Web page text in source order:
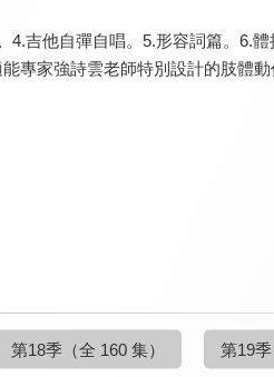
4.吉他自彈自唱。5.形容詞篇。6.
專家強詩雲老師特別設計的肢體
第18季 （全 160 集） 第19季